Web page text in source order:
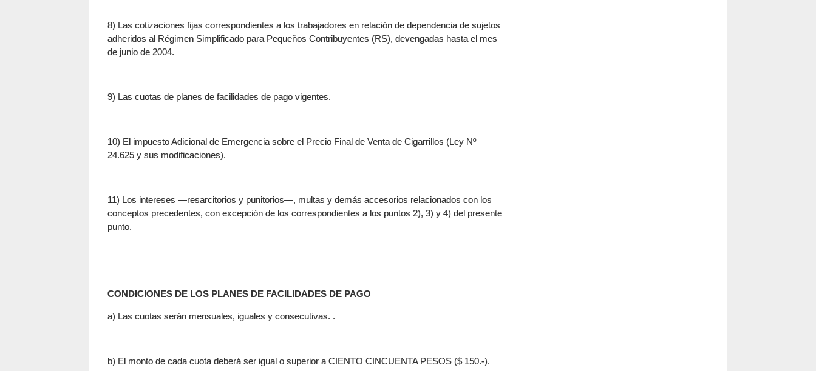
8) Las cotizaciones fijas correspondientes a los trabajadores en relación de dependencia de sujetos
adheridos al Régimen Simplificado para Pequeños Contribuyentes (RS), devengadas hasta el mes
de junio de 2004.
9) Las cuotas de planes de facilidades de pago vigentes.
10) El impuesto Adicional de Emergencia sobre el Precio Final de Venta de Cigarrillos (Ley Nº
24.625 y sus modificaciones).
11) Los intereses —resarcitorios y punitorios—, multas y demás accesorios relacionados con los
conceptos precedentes, con excepción de los correspondientes a los puntos 2), 3) y 4) del presente
punto.
CONDICIONES DE LOS PLANES DE FACILIDADES DE PAGO
a) Las cuotas serán mensuales, iguales y consecutivas. .
b) El monto de cada cuota deberá ser igual o superior a CIENTO CINCUENTA PESOS ($ 150.-).